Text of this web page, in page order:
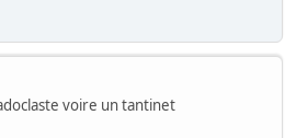
voire un tantinet